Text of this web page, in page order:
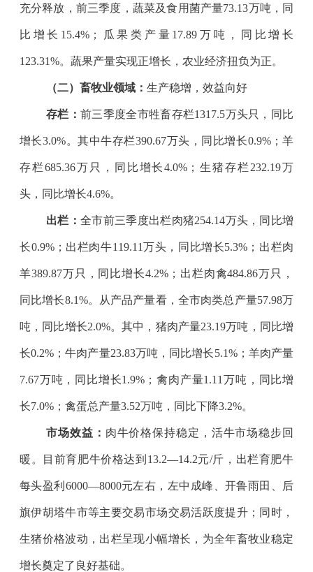
充分释放，前三季度，蔬菜及食用菌产量73.13万吨，同
比增长 15.4% ；瓜果类产量 17.89 万吨，同比增长
123.31%。蔬果产量实现正增长，农业经济扭负为正。
（二）畜牧业领域：生产稳增，效益向好
存栏：前三季度全市牲畜存栏1317.5万头只，同比
增长3.0%。其中牛存栏390.67万头，同比增长0.9%；羊
存栏685.36万只，同比增长4.0% ；生猪存栏 232.19万
头，同比增长4.6%。
出栏：全市前三季度出栏肉猪254.14万头，同比增
长0.9%；出栏肉牛119.11万头，同比增长5.3% ；出栏肉
羊389.87万只，同比增长4.2%；出栏肉禽484.86万只，
同比增长8.1%。从产品产量看，全市肉类总产量57.98万
吨，同比增长2.0%。其中，猪肉产量23.19万吨，同比增
长0.2% ；牛肉产量23.83万吨，同比增长5.1%；羊肉产量
7.67万吨，同比增长1.9% ；禽肉产量1.11 万吨，同比增
长7.0%；禽蛋总产量3.52万吨，同比下降3.2%。
市场效益： 肉牛价格保持稳定，活牛市场稳步回
暖。目前育肥牛价格达到 13.2—14.2元/斤，出栏育肥牛
每头盈利 6000—8000元左右，左中成峰、开鲁雨田、后
旗伊胡塔牛市等主要交易市场交易活跃度提升；同时，
生猪价格波动，出栏呈现小幅增长，为全年畜牧业稳定
增长奠定了良好基础。